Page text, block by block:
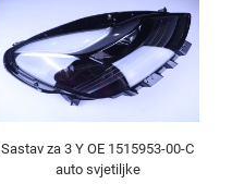
Sastav za 3 Y OE 1515953-00-C
auto svjetiljke